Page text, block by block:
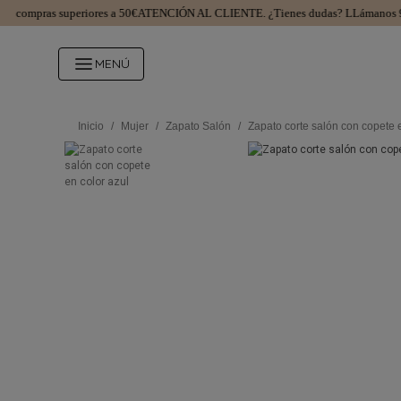
superiores a 50€ATENCIÓN AL CLIENTE.¿Tienes dudas? LLámanos
MENÚ
Inicio / Mujer / Zapato Salón / Zapato corte salón con copete